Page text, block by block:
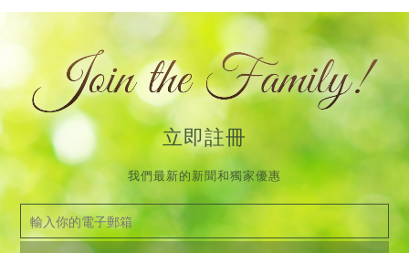
立即註冊
我們最新的新聞和獨家優惠